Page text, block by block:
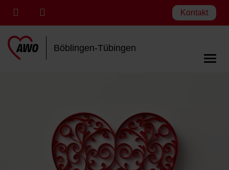
Kontakt
Böblingen-Tübingen